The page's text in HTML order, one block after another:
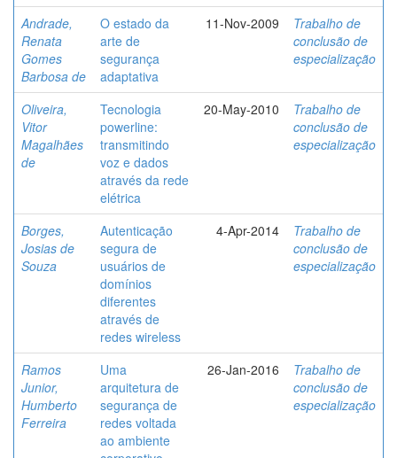
Andrade,
Renata
Gomes
Barbosa de
O estado da
arte de
segurança
adaptativa
11-Nov-2009
Trabalho de
conclusão de
especialização
Oliveira,
Vitor
Magalhães
de
Tecnologia
powerline:
transmitindo
voz e dados
através da rede
elétrica
20-May-2010
Trabalho de
conclusão de
especialização
Borges,
Josias de
Souza
Autenticação
segura de
usuários de
domínios
diferentes
através de
redes wireless
4-Apr-2014
Trabalho de
conclusão de
especialização
Ramos
Junior,
Humberto
Ferreira
Uma
arquitetura de
segurança de
redes voltada
ao ambiente
26-Jan-2016
Trabalho de
conclusão de
especialização